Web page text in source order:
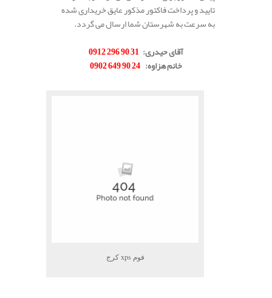
تایید و پرداخت فاکتور مذکور عایق خریداری شده
به سرعت به شهرستان شما ارسال می گردد.
آقای حیدری:
31 90 296 0912
خانم هزاوه:
24 90 649 0902
فوم xps کرج